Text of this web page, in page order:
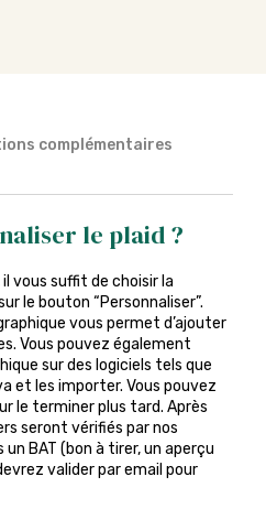
complémentaires
le plaid ?
vous suffit de choisir la
le bouton “Personnaliser”.
vous permet d’ajouter
Vous pouvez également
sur des logiciels tels que
et les importer. Vous pouvez
le terminer plus tard. Après
seront vérifiés par nos
BAT (bon à tirer, un aperçu
valider par email pour